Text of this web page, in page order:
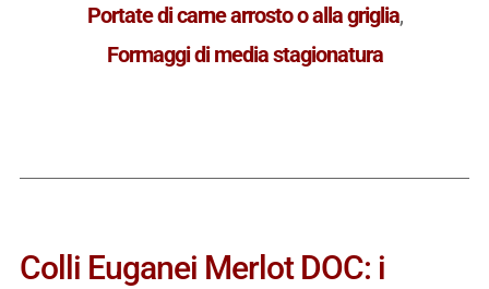
Portate di carne arrosto o alla griglia,
Formaggi di media stagionatura
Colli Euganei Merlot DOC: i